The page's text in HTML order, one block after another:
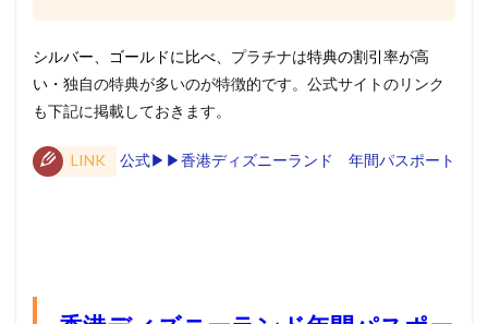
シルバー、ゴールドに比べ、 プラチナは特典の割引率が高
い・ 独自の特典が多いのが特徴的です。公式サイトのリンク
も下記に掲載しておきます。
LINK 公式▶︎▶︎香港ディズニーランド 年間パスポート